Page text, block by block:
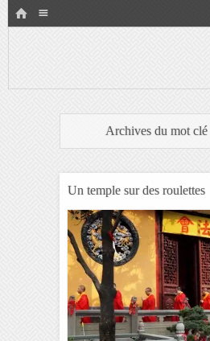
HOME
Archives du mot clé
Un temple sur des roulettes